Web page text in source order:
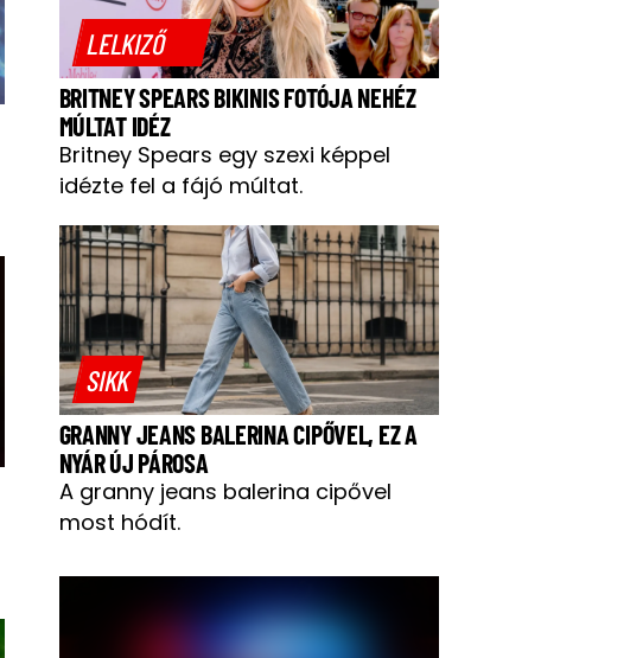
LELKIZŐ
BRITNEY SPEARS BIKINIS FOTÓJA NEHÉZ
MÚLTAT IDÉZ
Britney Spears egy szexi képpel
idézte fel a fájó múltat.
SIKK
GRANNY JEANS BALERINA CIPŐVEL, EZ A
NYÁR ÚJ PÁROSA
A granny jeans balerina cipővel
most hódít.